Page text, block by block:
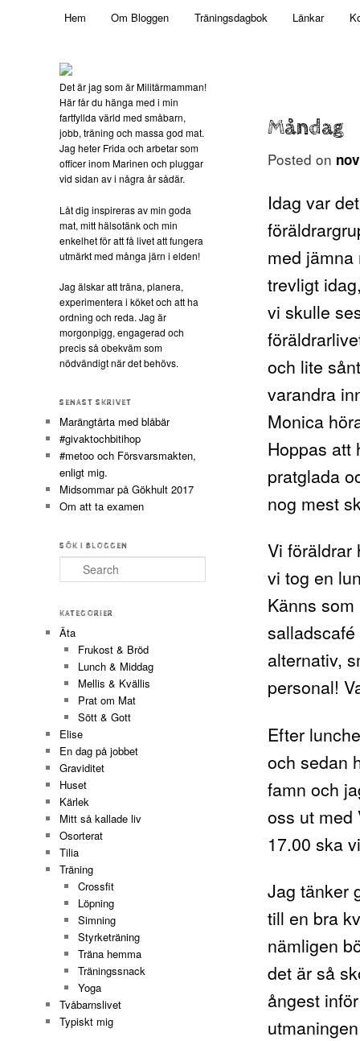
Militärmamman
Skip to primary content
Hem Om Bloggen Träningsdagbok Länkar
Måndag
Posted on
Idag var
med
trevligt
vi skulle
och lite
varandra
Monica
Hoppas att
pratglada
nog mest
Vi föräldrar
vi tog en
Känns
alternativ,
personal!
Efter
och sedan
famn och
oss ut med
17.00 ska
Jag tänker
till en bra
nämligen
det är så
ångest
Det är jag som är Militärmamman!
Här får du hänga med i min
fartfyllda värld med småbarn,
jobb, träning och massa god mat.
Jag heter Frida och arbetar som
officer inom Marinen och pluggar
vid sidan av i några år sådär.
Låt dig inspireras av min goda
mat, mitt hälsotänk och min
enkelhet för att få livet att fungera
utmärkt med många järn i elden!
Jag älskar att träna, planera,
experimentera i köket och att ha
ordning och reda. Jag är
morgonpigg, engagerad och
precis så obekväm som
nödvändigt när det behövs.
SENAST SKRIVET
Marängtårta med blåbär
#givaktochbitihop
#metoo och Försvarsmakten,
enligt mig.
Midsommar på Gökhult 2017
Om att ta examen
SÖK I BLOGGEN
Search
KATEGORIER
Äta
Frukost & Bröd
Lunch & Middag
Mellis & Kvällis
Prat om Mat
Sött & Gott
Elise
En dag på jobbet
Graviditet
Huset
Kärlek
Mitt så kallade liv
Osorterat
Tilia
Träning
Crossfit
Löpning
Simning
Styrketräning
Träna hemma
Träningssnack
Yoga
Tvåbarnslivet
Typiskt mig